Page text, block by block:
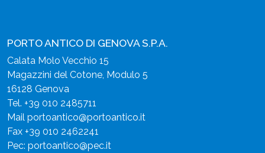
PORTO ANTICO DI GENOVA S.P.A.
Calata Molo Vecchio 15
Magazzini del Cotone, Modulo 5
16128 Genova
Tel. +39 010 2485711
Mail portoantico@portoantico.it
Fax +39 010 2462241
Pec: portoantico@pec.it